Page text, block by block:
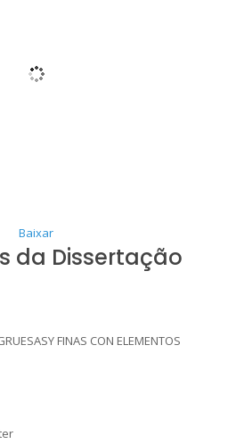
Baixar
da Dissertação
FINAS CON ELEMENTOS